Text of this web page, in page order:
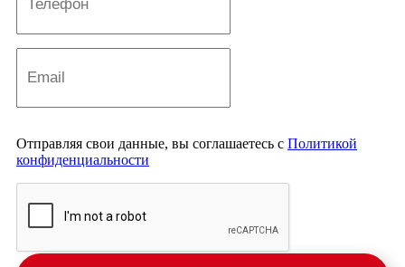
Отправляя свои данные, вы соглашаетесь с Политикой
конфиденциальности